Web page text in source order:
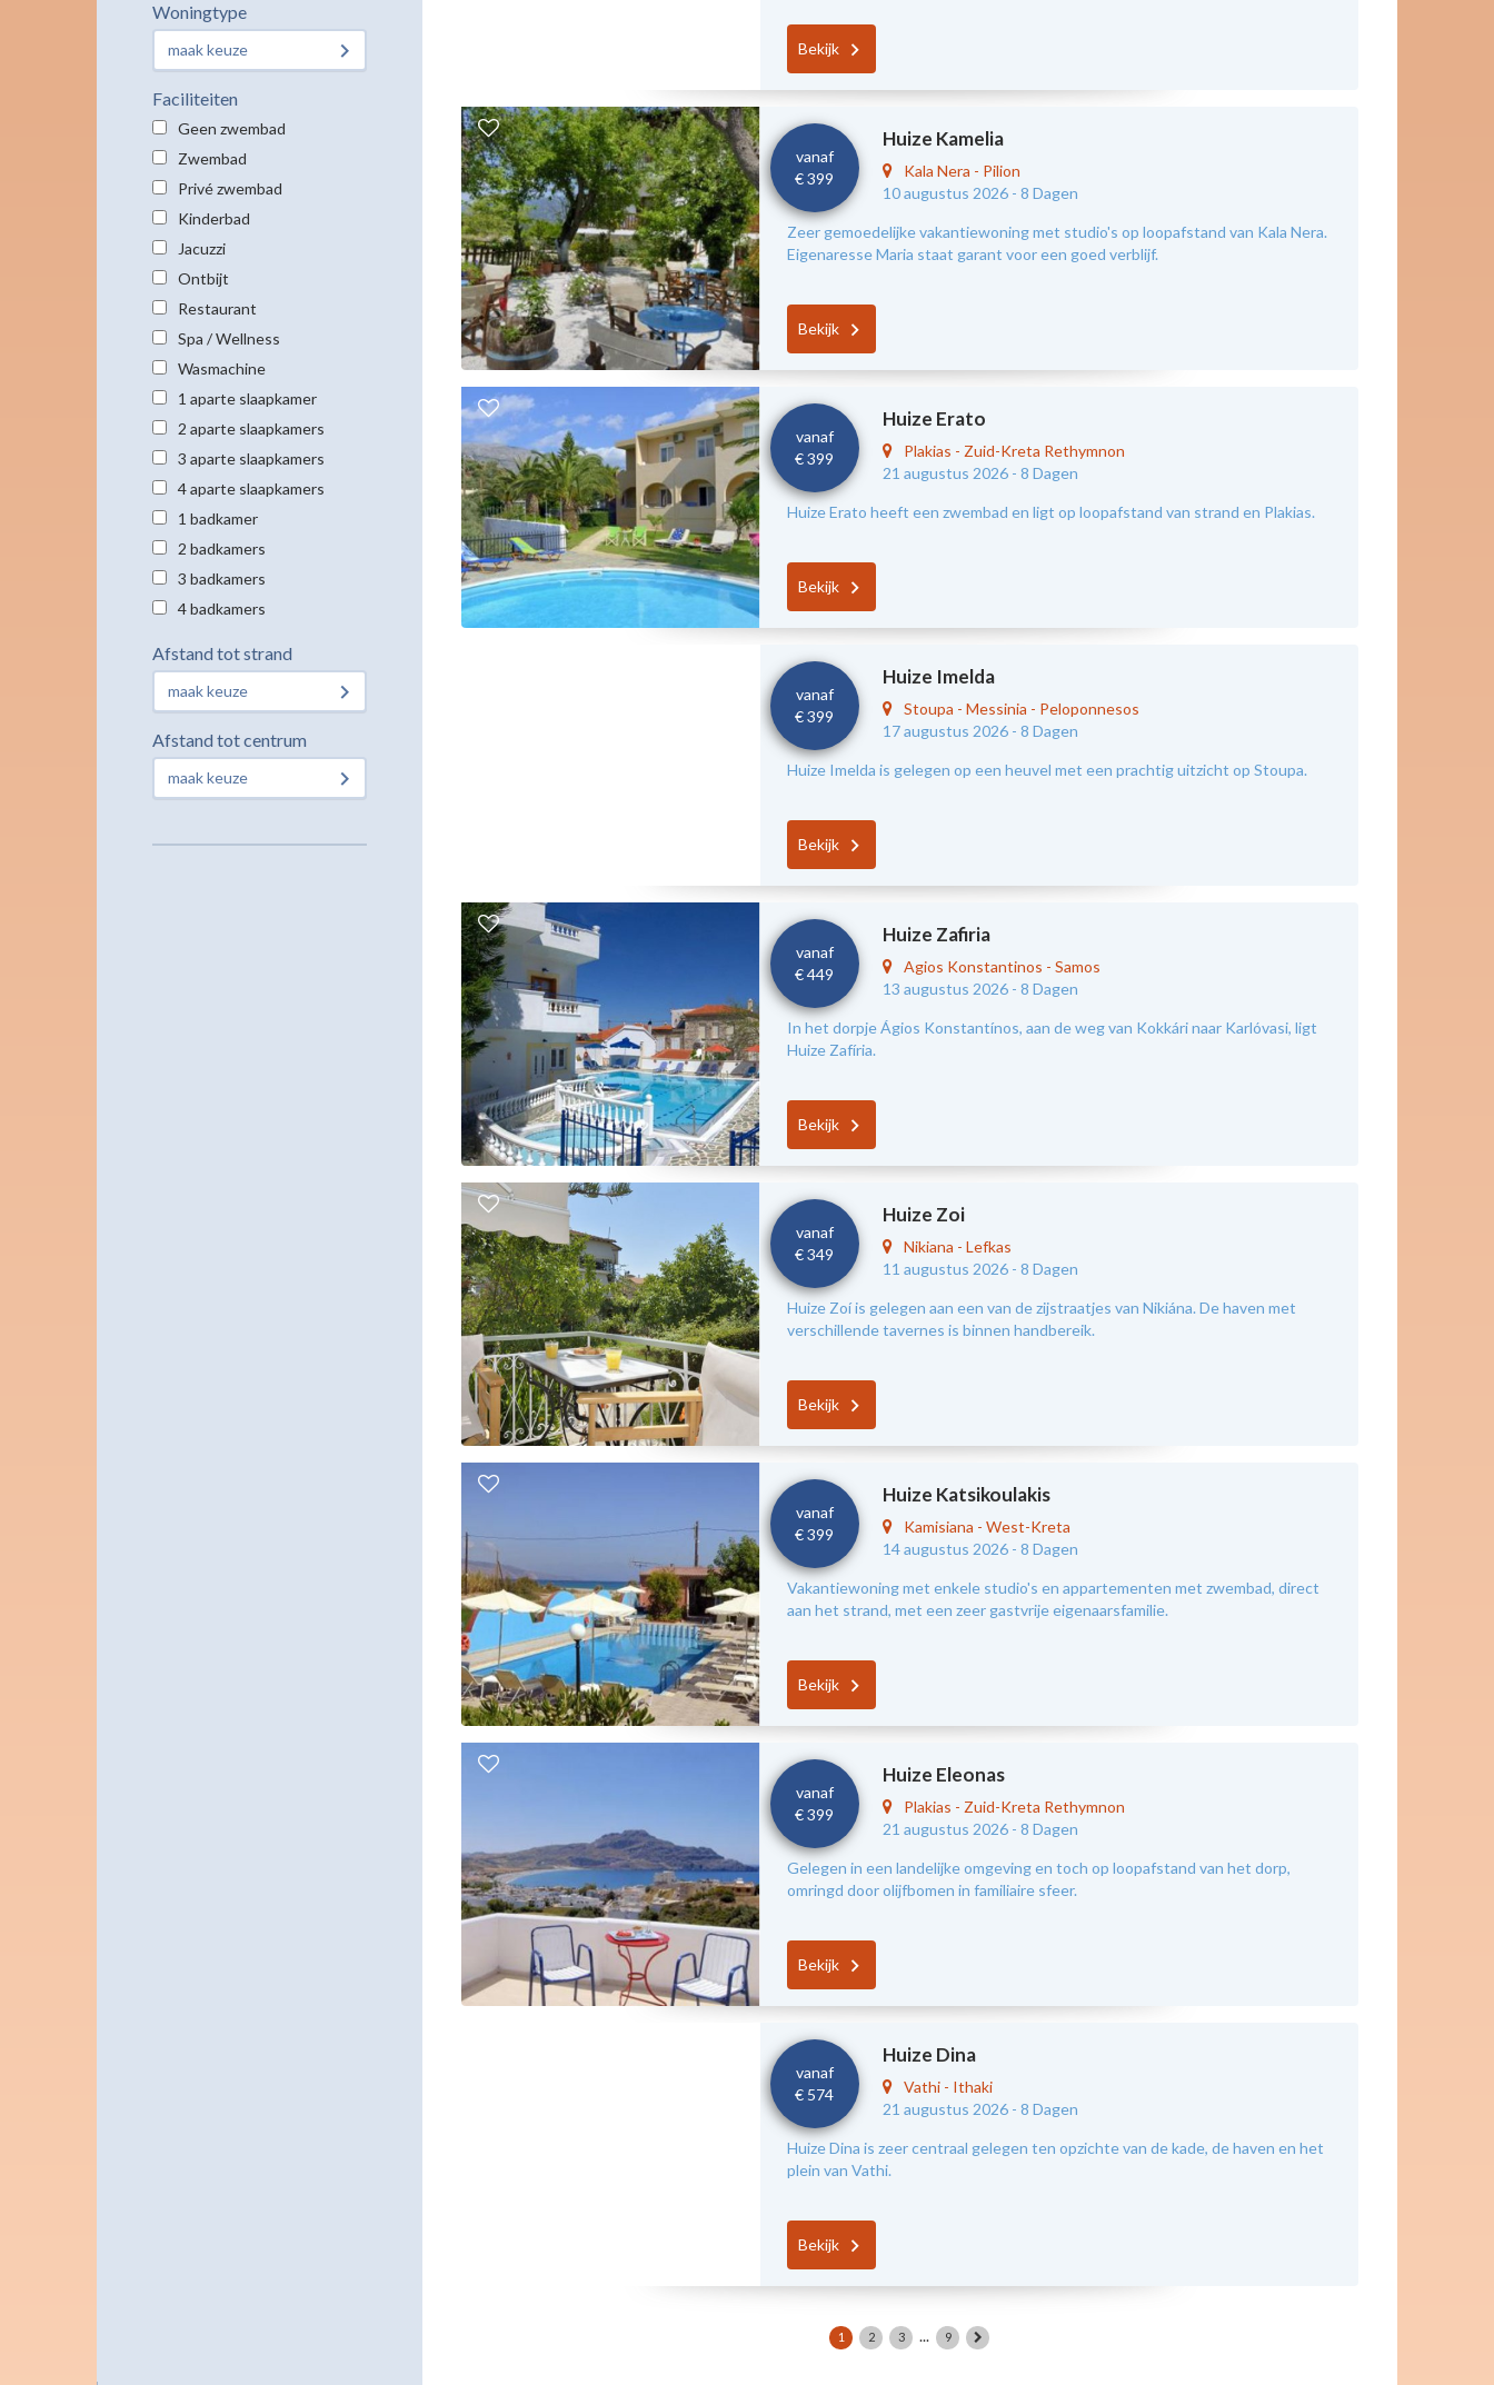
Woningtype
maak keuze
Faciliteiten
Geen zwembad
Zwembad
Privé zwembad
Kinderbad
Jacuzzi
Ontbijt
Restaurant
Spa / Wellness
Wasmachine
1 aparte slaapkamer
2 aparte slaapkamers
3 aparte slaapkamers
4 aparte slaapkamers
1 badkamer
2 badkamers
3 badkamers
4 badkamers
Afstand tot strand
maak keuze
Afstand tot centrum
maak keuze
Bekijk
vanaf
€ 399
Huize Kamelia
Kala Nera - Pilion
10 augustus 2026 -8 Dagen
Zeer gemoedelijke vakantiewoning met studio's op loopafstand van Kala Nera.
Eigenaresse Maria staat garant voor een goed verblijf.
Bekijk
vanaf
€ 399
Huize Erato
Plakias - Zuid-Kreta Rethymnon
21 augustus 2026 -8 Dagen
Huize Erato heeft een zwembad en ligt op loopafstand van strand en Plakias.
Bekijk
vanaf
€ 399
Huize Imelda
Stoupa -Messinia - Peloponnesos
17 augustus 2026 -8 Dagen
Huize Imelda is gelegen op een heuvel met een prachtig uitzicht op Stoupa.
Bekijk
vanaf
€ 449
Huize Zafiria
Agios Konstantinos -Samos
13 augustus 2026 -8 Dagen
In het dorpje Ágios Konstantínos, aan de weg van Kokkári naar Karlóvasi, ligt
Huize Zafíria.
Bekijk
vanaf
€ 349
Huize Zoi
Nikiana -Lefkas
11 augustus 2026 -8 Dagen
Huize Zoí is gelegen aan een van de zijstraatjes van Nikiána. De haven met
verschillende tavernes is binnen handbereik.
Bekijk
vanaf
€ 399
Huize Katsikoulakis
Kamisiana -West-Kreta
14 augustus 2026 -8 Dagen
Vakantiewoning met enkele studio's en appartementen met zwembad, direct
aan het strand, met een zeer gastvrije eigenaarsfamilie.
Bekijk
vanaf
€ 399
Huize Eleonas
Plakias - Zuid-Kreta Rethymnon
21 augustus 2026 -8 Dagen
Gelegen in een landelijke omgeving en toch op loopafstand van het dorp,
omringd door olijfbomen in familiaire sfeer.
Bekijk
vanaf
€ 574
Huize Dina
Vathi - Ithaki
21 augustus 2026 -8 Dagen
Huize Dina is zeer centraal gelegen ten opzichte van de kade, de haven en het
plein van Vathi.
Bekijk
1 2 3 ... 9